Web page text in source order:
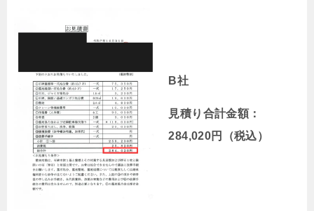
B社
見積り合計金額：
284,020円（税込）